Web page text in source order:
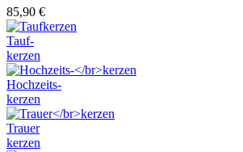
85,90 €
Tauf-
kerzen
Hochzeits-
kerzen
Trauer
kerzen